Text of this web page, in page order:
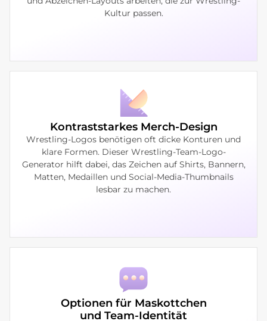
Kultur passen.
Kontraststarkes Merch-Design
Wrestling-Logos benötigen oft dicke Konturen und
klare Formen. Dieser Wrestling-Team-Logo-
Generator hilft dabei, das Zeichen auf Shirts, Bannern,
Matten, Medaillen und Social-Media-Thumbnails
lesbar zu machen.
Optionen für Maskottchen
und Team-Identität